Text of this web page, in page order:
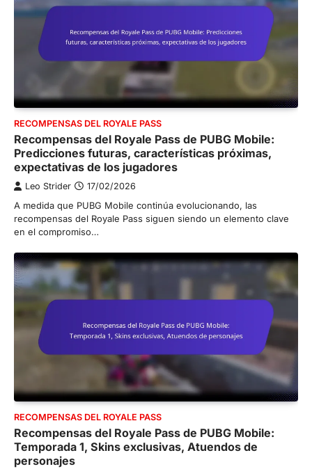
RECOMPENSAS DEL ROYALE PASS
Recompensas del Royale Pass de PUBG Mobile:
Predicciones futuras, características próximas,
expectativas de los jugadores
Leo Strider 17/02/2026
A medida que PUBG Mobile continúa evolucionando, las
recompensas del Royale Pass siguen siendo un elemento clave
en el compromiso…
RECOMPENSAS DEL ROYALE PASS
Recompensas del Royale Pass de PUBG Mobile:
Temporada 1, Skins exclusivas, Atuendos de
personajes